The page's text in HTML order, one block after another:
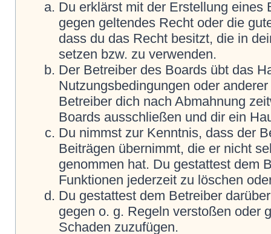
Du erklärst mit der Erstellung eines
gegen geltendes Recht oder die
dass du das Recht besitzt, die in
setzen bzw. zu verwenden.
Der Betreiber des Boards übt das
Nutzungsbedingungen oder
Betreiber dich nach Abmahnung
Boards ausschließen und dir ein
Du nimmst zur Kenntnis, dass der
Beiträgen übernimmt, die er nicht
genommen hat. Du gestattest dem
Funktionen jederzeit zu löschen
Du gestattest dem Betreiber
gegen o. g. Regeln verstoßen oder
Schaden zuzufügen.